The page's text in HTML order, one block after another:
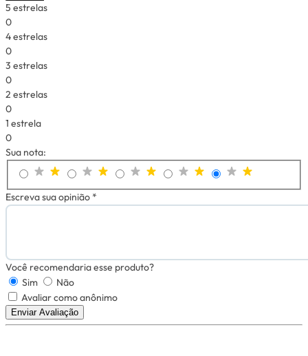
5 estrelas
0
4 estrelas
0
3 estrelas
0
2 estrelas
0
1 estrela
0
Sua nota:
Escreva sua opinião *
Você recomendaria esse produto?
Sim
Não
Avaliar como anônimo
Enviar Avaliação